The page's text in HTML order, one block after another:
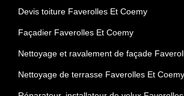
Devis toiture Faverolles Et Coemy
Façadier Faverolles Et Coemy
Nettoyage et ravalement de façade
Nettoyage de terrasse Faverolles Et Coemy